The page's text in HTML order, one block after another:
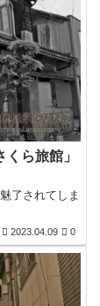
ら旅館」
了されてしま
2023.04.09 0